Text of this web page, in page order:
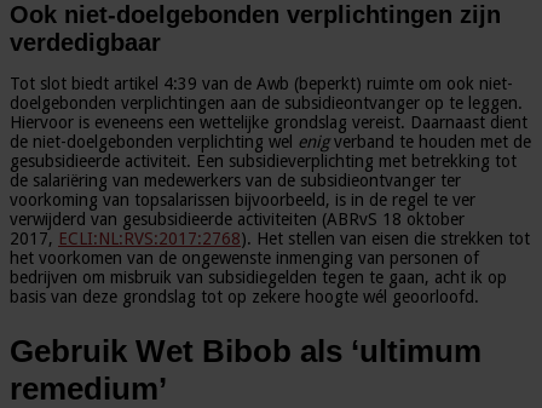
Ook niet-doelgebonden verplichtingen zijn
verdedigbaar
Tot slot biedt artikel 4:39 van de Awb (beperkt) ruimte om ook niet-
doelgebonden verplichtingen aan de subsidieontvanger op te leggen.
Hiervoor is eveneens een wettelijke grondslag vereist. Daarnaast dient
de niet-doelgebonden verplichting wel enigverband te houden met de
gesubsidieerde activiteit. Een subsidieverplichting met betrekking tot
de salariëring van medewerkers van de subsidieontvanger ter
voorkoming van topsalarissen bijvoorbeeld, is in de regel te ver
verwijderd van gesubsidieerde activiteiten (ABRvS 18 oktober
2017, ECLI:NL:RVS:2017:2768). Het stellen van eisen die strekken tot
het voorkomen van de ongewenste inmenging van personen of
bedrijven om misbruik van subsidiegelden tegen te gaan, acht ik op
basis van deze grondslag tot op zekere hoogte wél geoorloofd.
Gebruik Wet Bibob als ‘ultimum
remedium’